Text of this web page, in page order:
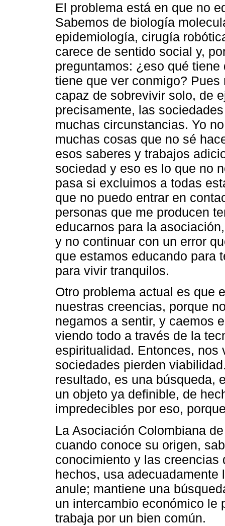
El problema está en que no
Sabemos de biología
epidemiología, cirugía
carece de sentido social y,
preguntamos: ¿eso qué
tiene que ver conmigo?
capaz de sobrevivir solo, de
precisamente, las
muchas circunstancias. Yo
muchas cosas que no sé
esos saberes y trabajos
sociedad y eso es lo que no
pasa si excluimos a todas
que no puedo entrar en
personas que me producen
educarnos para la
y no continuar con un error
que estamos educando para
para vivir tranquilos.
Otro problema actual es que
nuestras creencias, porque
negamos a sentir, y caemos
viendo todo a través de la
espiritualidad. Entonces, nos
sociedades pierden
resultado, es una búsqueda,
un objeto ya definible, de
impredecibles por eso,
La Asociación Colombiana
cuando conoce su origen,
conocimiento y las creencias
hechos, usa
anule; mantiene una
un intercambio económico le
trabaja por un bien común.